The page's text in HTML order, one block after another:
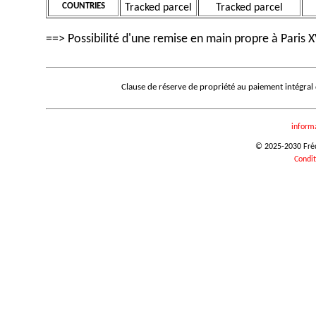
COUNTRIES
Tracked parcel
Tracked parcel
==> Possibilité d'une remise en main propre à Paris
Clause de réserve de propriété au paiement
© 2025-2030